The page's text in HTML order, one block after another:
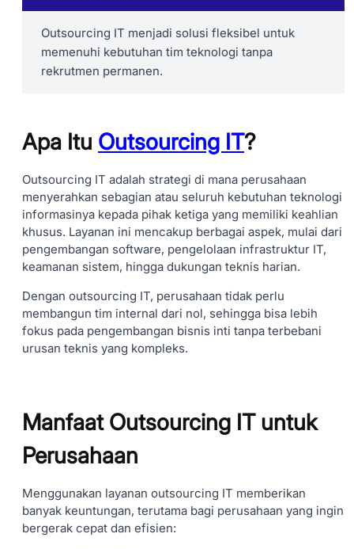
Outsourcing IT menjadi solusi fleksibel untuk
memenuhi kebutuhan tim teknologi tanpa
rekrutmen permanen.
Apa Itu Outsourcing IT?
Outsourcing IT adalah strategi di mana perusahaan
menyerahkan sebagian atau seluruh kebutuhan teknologi
informasinya kepada pihak ketiga yang memiliki keahlian
khusus. Layanan ini mencakup berbagai aspek, mulai dari
pengembangan software, pengelolaan infrastruktur IT,
keamanan sistem, hingga dukungan teknis harian.
Dengan outsourcing IT, perusahaan tidak perlu
membangun tim internal dari nol, sehingga bisa lebih
fokus pada pengembangan bisnis inti tanpa terbebani
urusan teknis yang kompleks.
Manfaat Outsourcing IT untuk
Perusahaan
Menggunakan layanan outsourcing IT memberikan
banyak keuntungan, terutama bagi perusahaan yang ingin
bergerak cepat dan efisien: